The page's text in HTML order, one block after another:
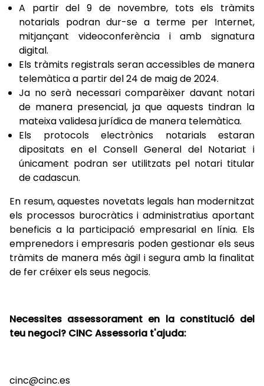
A partir del 9 de novembre, tots els tràmits
notarials podran dur-se a terme per Internet,
mitjançant videoconferència i amb signatura
digital.
Els tràmits registrals seran accessibles de manera
telemàtica a partir del 24 de maig de 2024.
Ja no serà necessari comparèixer davant notari
de manera presencial, ja que aquests tindran la
mateixa validesa jurídica de manera telemàtica.
Els protocols electrònics notarials estaran
dipositats en el Consell General del Notariat i
únicament podran ser utilitzats pel notari titular
de cadascun.
En resum, aquestes novetats legals han modernitzat
els processos burocràtics i administratius aportant
beneficis a la participació empresarial en línia. Els
emprenedors i empresaris poden gestionar els seus
tràmits de manera més àgil i segura amb la finalitat
de fer créixer els seus negocis.
Necessites assessorament en la constitució del
teu negoci? CINC Assessoria t'ajuda:
cinc@cinc.es